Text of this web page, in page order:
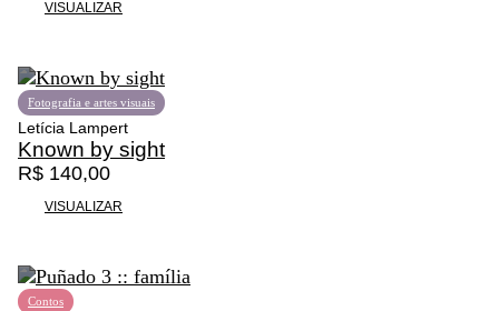
VISUALIZAR
Fotografia e artes visuais
Letícia Lampert
Known by sight
R$ 140,00
VISUALIZAR
Contos